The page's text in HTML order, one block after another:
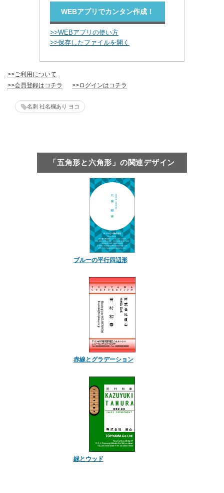
WEBアプリでカンタン作成！
>>WEBアプリの使い方
>>保存したファイルを開く
>>ご利用について
>>会員登録はコチラ
>>ログインはコチラ
名刺 社名欄あり ヨコ
「五角形と六角形」の関連デザイン
ブルーの平行四辺形
赤線とグラデーション
緑とウッド